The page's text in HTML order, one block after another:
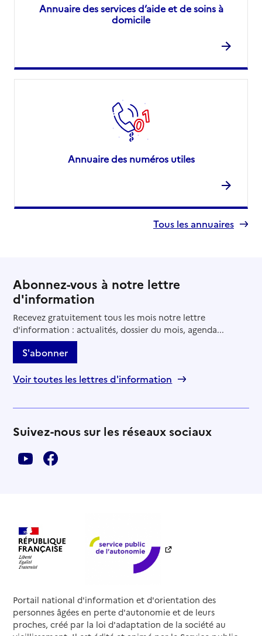
Annuaire des services d’aide et de soins à
domicile
Annuaire des numéros utiles
Tous les annuaires
Abonnez-vous à notre lettre
d'information
Recevez gratuitement tous les mois notre lettre
d'information : actualités, dossier du mois, agenda...
S'abonner
Voir toutes les lettres d'information
Suivez-nous sur les réseaux sociaux
Portail national d'information et d'orientation des
personnes âgées en perte d'autonomie et de leurs
proches, créé par la loi d'adaptation de la société au